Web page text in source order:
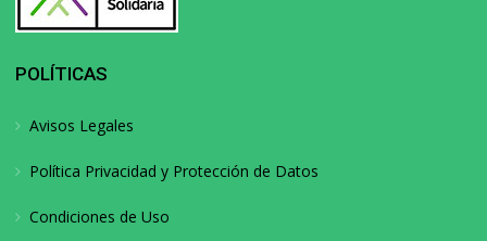
POLÍTICAS
Avisos Legales
Política Privacidad y Protección de Datos
Condiciones de Uso